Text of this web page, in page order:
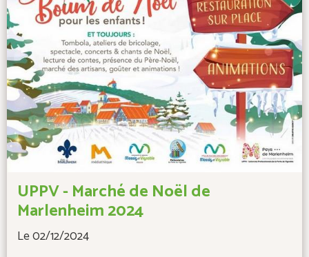
UPPV - Marché de Noël de
Marlenheim 2024
Le 02/12/2024